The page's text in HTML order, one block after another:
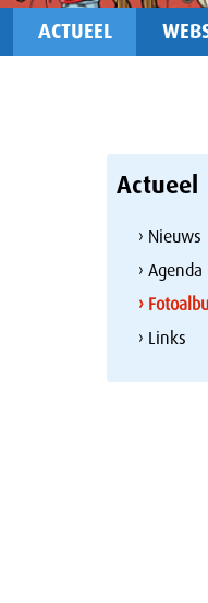
ACTUEEL
Actueel
› Nieuws
› Agenda
›
› Links